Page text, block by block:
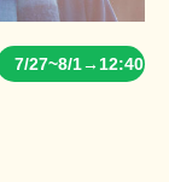
7/27~8/1→12:40